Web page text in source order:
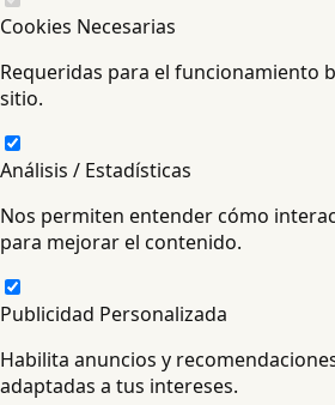
Cookies Necesarias
Requeridas para el funcionamiento
sitio.
Análisis / Estadísticas
Nos permiten entender cómo
para mejorar el contenido.
Publicidad Personalizada
Habilita anuncios y
adaptadas a tus intereses.